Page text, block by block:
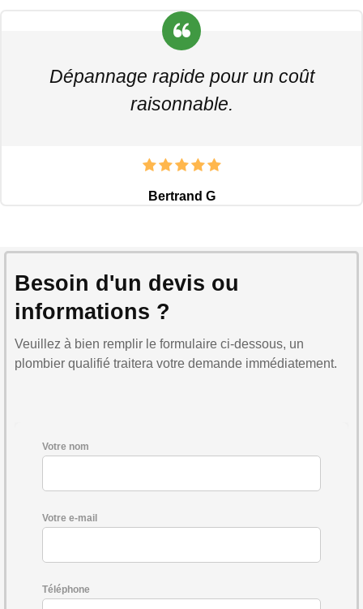
Dépannage rapide pour un coût
raisonnable.
Bertrand G
Besoin d'un devis ou
informations ?
Veuillez à bien remplir le formulaire ci-dessous, un
plombier qualifié traitera votre demande immédiatement.
Votre nom
Votre e-mail
Téléphone